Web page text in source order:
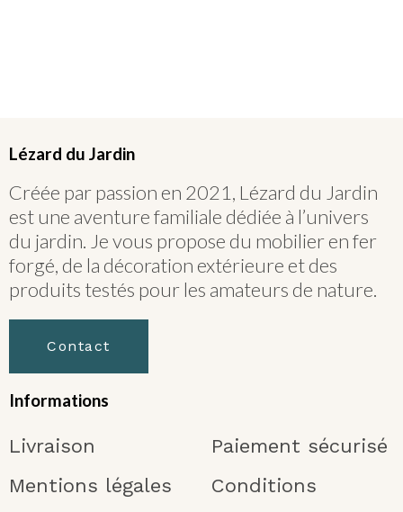
Lézard du Jardin
Créée par passion en 2021, Lézard du Jardin
est une aventure familiale dédiée à l’univers
du jardin. Je vous propose du mobilier en fer
forgé, de la décoration extérieure et des
produits testés pour les amateurs de nature.
Contact
Informations
Livraison
Mentions légales
Paiement sécurisé
Conditions